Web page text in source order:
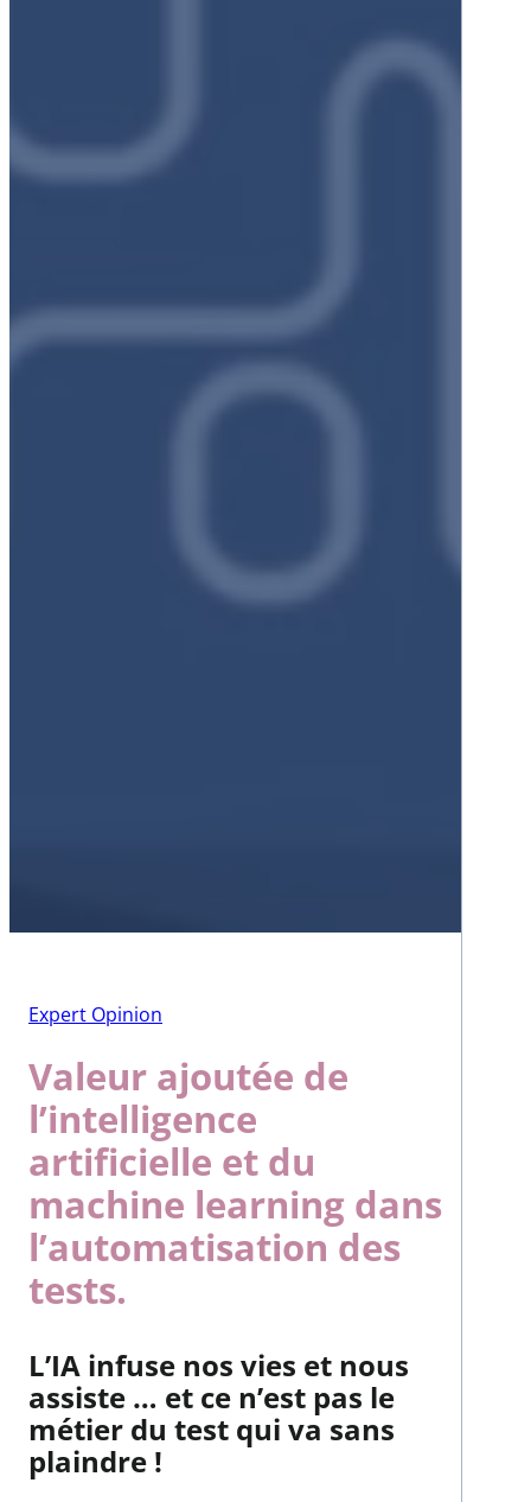
Expert Opinion
Valeur ajoutée de
l’intelligence
artificielle et du
machine learning dans
l’automatisation des
tests.
L’IA infuse nos vies et nous
assiste … et ce n’est pas le
métier du test qui va sans
plaindre !